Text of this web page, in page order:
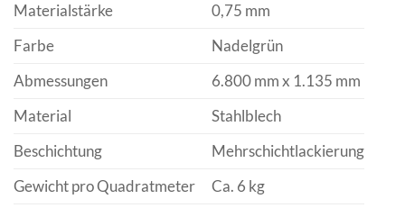
Materialstärke
0,75 mm
Farbe
Nadelgrün
Abmessungen
6.800 mm x 1.135 mm
Material
Stahlblech
Beschichtung
Mehrschichtlackierung
Gewicht pro Quadratmeter
Ca. 6 kg